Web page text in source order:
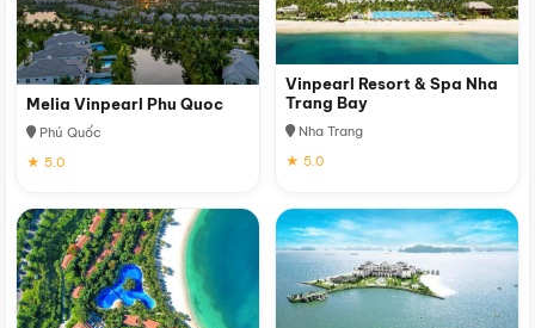
Melia Vinpearl Phu Quoc
Phú Quốc
★ 5.0
Vinpearl Resort & Spa Nha
Trang Bay
Nha Trang
★ 5.0